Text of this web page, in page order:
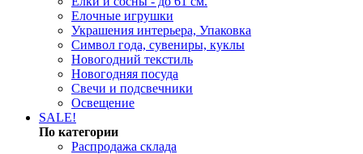
Елочные игрушки
Украшения интерьера, Упаковка
Символ года, сувениры, куклы
Новогодний текстиль
Новогодняя посуда
Свечи и подсвечники
Освещение
SALE!
По категории
Распродажа склада